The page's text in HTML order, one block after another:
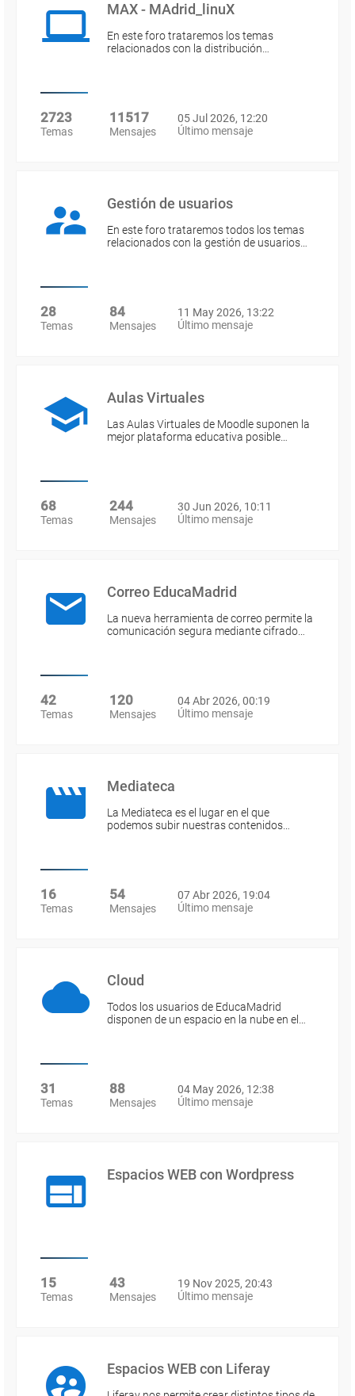
MAX - MAdrid_linuX
En este foro trataremos los temas
relacionados con la distribución…
2723
Temas
11517
Mensajes
05 Jul 2026, 12:20
Último mensaje
Gestión de usuarios
En este foro trataremos todos los temas
relacionados con la gestión de usuarios…
28
Temas
84
Mensajes
11 May 2026, 13:22
Último mensaje
Aulas Virtuales
Las Aulas Virtuales de Moodle suponen la
mejor plataforma educativa posible…
68
Temas
244
Mensajes
30 Jun 2026, 10:11
Último mensaje
Correo EducaMadrid
La nueva herramienta de correo permite la
comunicación segura mediante cifrado…
42
Temas
120
Mensajes
04 Abr 2026, 00:19
Último mensaje
Mediateca
La Mediateca es el lugar en el que
podemos subir nuestras contenidos…
16
Temas
54
Mensajes
07 Abr 2026, 19:04
Último mensaje
Cloud
Todos los usuarios de EducaMadrid
disponen de un espacio en la nube en el…
31
Temas
88
Mensajes
04 May 2026, 12:38
Último mensaje
Espacios WEB con Wordpress
15
Temas
43
Mensajes
19 Nov 2025, 20:43
Último mensaje
Espacios WEB con Liferay